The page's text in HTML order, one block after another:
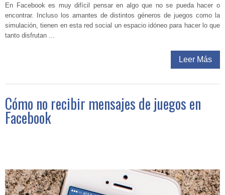
En Facebook es muy difícil pensar en algo que no se pueda hacer o
encontrar. Incluso los amantes de distintos géneros de juegos como la
simulación, tienen en esta red social un espacio idóneo para hacer lo que
tanto disfrutan ...
Leer Más
Cómo no recibir mensajes de juegos en
Facebook